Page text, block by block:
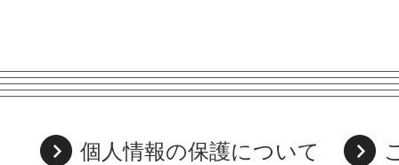
個人情報の保護について